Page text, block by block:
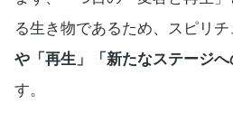
る生き物であるため、スピリ
や「再生」「新たなステージへ
す。